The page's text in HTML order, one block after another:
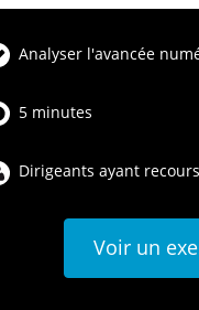
Analyser l'avancée
5 minutes
Dirigeants ayant
Voir un